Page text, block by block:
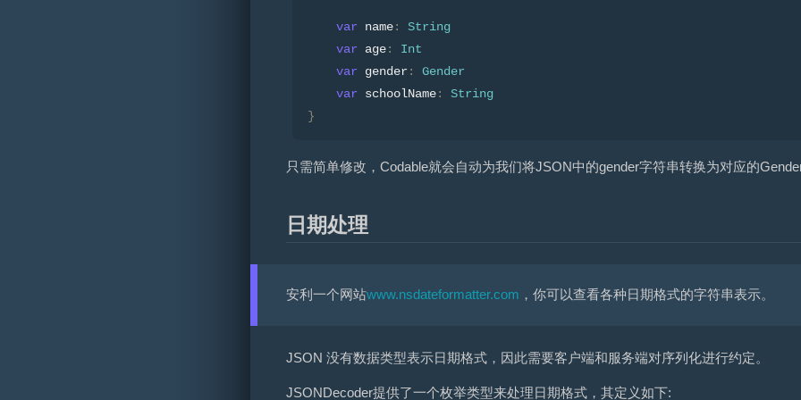
var name:
String
var age:
Int
var gender:
Gender
var schoolName:
String
}
只需简单修改，Codable就会自动为我们将JSON中的gender字符串转换为对应的Gender
日期处理
安利一个网站www.nsdateformatter.com ，你可以查看各种日期格式的字符串表示。
JSON 没有数据类型表示日期格式，因此需要客户端和服务端对序列化进行约定。
JSONDecoder提供了一个枚举类型来处理日期格式，其定义如下: